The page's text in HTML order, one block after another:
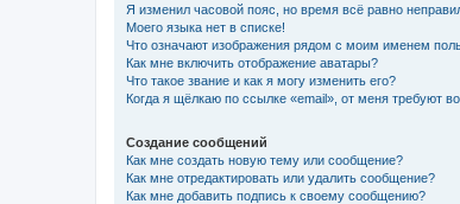
Я изменил часовой пояс, но время всё равно
Моего языка нет в списке!
Что означают изображения рядом с моим именем
Как мне включить отображение аватары?
Что такое звание и как я могу изменить его?
Когда я щёлкаю по ссылке «email», от меня требуют
Создание сообщений
Как мне создать новую тему или сообщение?
Как мне отредактировать или удалить сообщение?
Как мне добавить подпись к своему сообщению?